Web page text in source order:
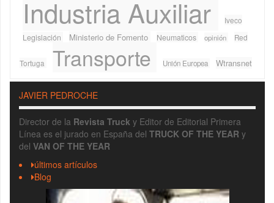
Industria Auxiliar
Iveco
Legislación
Ministerio de Fomento Neumaticos opinión Red
Tortuga Transporte Unión Europea Wtransnet
JAVIER PEDROCHE
Director de la Revista Truck y Editor de Editorial Primera
Línea es el jurado en España del TRUCK OF THE YEAR y
del VAN OF THE YEAR
últimos artículos
Blog